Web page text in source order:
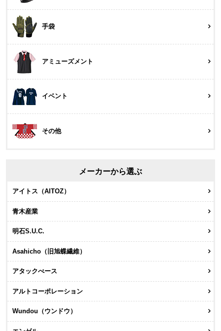
手袋
アミューズメント
イベント
その他
メーカーから選ぶ
アイトス（AITOZ）
青木産業
明石S.U.C.
Asahicho（旧旭蝶繊維）
アタックべース
アルトコーポレーション
Wundou（ウンドウ）